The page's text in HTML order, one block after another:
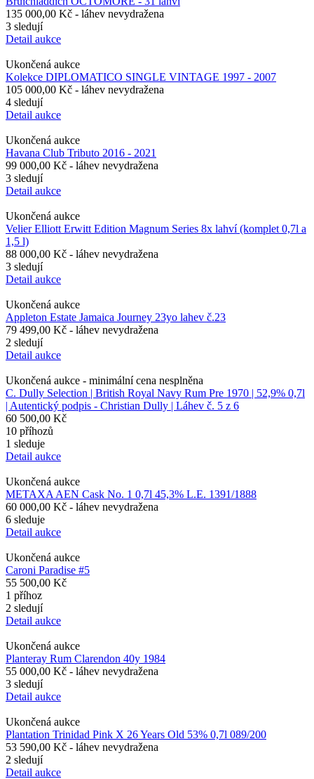
135 000,00 Kč - láhev nevydražena
3 sledují
Detail aukce
Ukončená aukce
Kolekce DIPLOMATICO SINGLE VINTAGE 1997 - 2007
105 000,00 Kč - láhev nevydražena
4 sledují
Detail aukce
Ukončená aukce
Havana Club Tributo 2016 - 2021
99 000,00 Kč - láhev nevydražena
3 sledují
Detail aukce
Ukončená aukce
Velier Elliott Erwitt Edition Magnum Series 8x lahví (komplet 0,7l a
1,5 l)
88 000,00 Kč - láhev nevydražena
3 sledují
Detail aukce
Ukončená aukce
Appleton Estate Jamaica Journey 23yo lahev č.23
79 499,00 Kč - láhev nevydražena
2 sledují
Detail aukce
Ukončená aukce - minimální cena nesplněna
C. Dully Selection | British Royal Navy Rum Pre 1970 | 52,9% 0,7l
| Autentický podpis - Christian Dully | Láhev č. 5 z 6
60 500,00 Kč
10 příhozů
1 sleduje
Detail aukce
Ukončená aukce
METAXA AEN Cask No. 1 0,7l 45,3% L.E. 1391/1888
60 000,00 Kč - láhev nevydražena
6 sleduje
Detail aukce
Ukončená aukce
Caroni Paradise #5
55 500,00 Kč
1 příhoz
2 sledují
Detail aukce
Ukončená aukce
Planteray Rum Clarendon 40y 1984
55 000,00 Kč - láhev nevydražena
3 sledují
Detail aukce
Ukončená aukce
Plantation Trinidad Pink X 26 Years Old 53% 0,7l 089/200
53 590,00 Kč - láhev nevydražena
2 sledují
Detail aukce